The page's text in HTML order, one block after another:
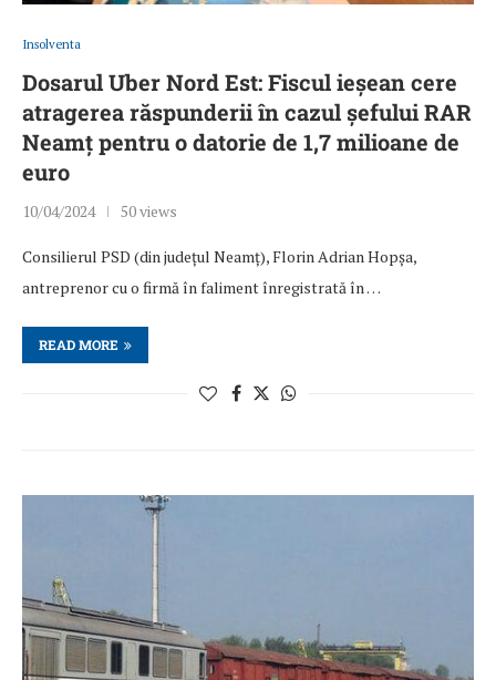
Insolventa
Dosarul Uber Nord Est: Fiscul ieșean cere
atragerea răspunderii în cazul șefului RAR
Neamț pentru o datorie de 1,7 milioane de
euro
10/04/2024 50 views
Consilierul PSD (din județul Neamț), Florin Adrian Hopșa,
antreprenor cu o firmă în faliment înregistrată în …
READ MORE